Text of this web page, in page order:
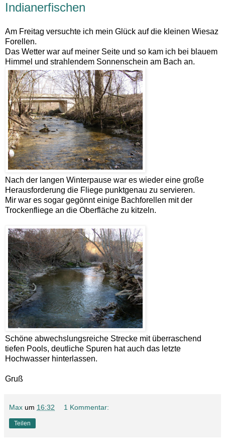
Indianerfischen
Am Freitag versuchte ich mein Glück auf die kleinen Wiesaz
Forellen.
Das Wetter war auf meiner Seite und so kam ich bei blauem
Himmel und strahlendem Sonnenschein am Bach an.
Nach der langen Winterpause war es wieder eine große
Herausforderung die Fliege punktgenau zu servieren.
Mir war es sogar gegönnt einige Bachforellen mit der
Trockenfliege an die Oberfläche zu kitzeln.
Schöne abwechslungsreiche Strecke mit überraschend
tiefen Pools, deutliche Spuren hat auch das letzte
Hochwasser hinterlassen.
Gruß
Max um 16:32 1 Kommentar:
Teilen